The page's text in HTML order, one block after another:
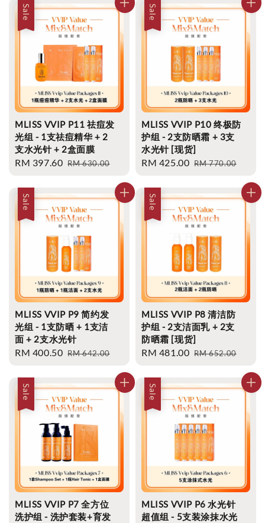
Sale
MLISS VVIP P11 祛痘发
光组 - 1支祛痘精华 + 2
支水光针 + 2盒面膜
Sale
RM 397.60 Regular
RM 630.00
Sale
MLISS VVIP P10 终极防
护组 - 2支防晒霜 + 3支
水光针 [现货]
Sale
RM 425.00 Regular
RM 770.00
Sale
MLISS VVIP P9 简约发
光组 - 1支防晒 + 1支洁
面 + 2支水光针
Sale
RM 400.50 Regular
RM 642.00
Sale
MLISS VVIP P8 清洁防
护组 - 2支洁面乳 + 2支
防晒霜 [现货]
Sale
RM 481.00 Regular
RM 652.00
Sale
MLISS VVIP P7 全方位
洗护组 - 洗护套装+育发
Sale
MLISS VVIP P6 水光针
超值组 - 5支装涂抹水光